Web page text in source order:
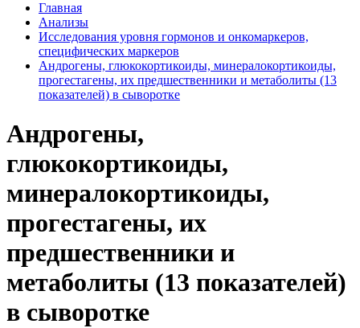
Главная
Анализы
Исследования уровня гормонов и онкомаркеров,
специфических маркеров
Андрогены, глюкокортикоиды, минералокортикоиды,
прогестагены, их предшественники и метаболиты (13
показателей) в сыворотке
Андрогены,
глюкокортикоиды,
минералокортикоиды,
прогестагены, их
предшественники и
метаболиты (13 показателей)
в сыворотке